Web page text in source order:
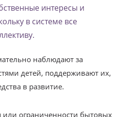
интересы и
в системе все
наблюдают за
детей, поддерживают их,
в развитие.
или ограниченности бытовых